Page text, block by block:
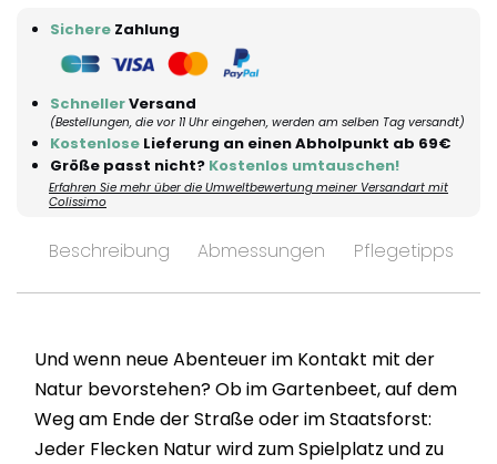
Sichere Zahlung
SchnellerVersand
(Bestellungen, die vor 11 Uhr eingehen, werden am selben Tag versandt)
Kostenlose Lieferung an einen Abholpunkt ab 69€
Größe passt nicht? Kostenlos umtauschen!
Erfahren Sie mehr über die Umweltbewertung meiner Versandart mit
Colissimo
Beschreibung Abmessungen Pflegetipps
Und wenn neue Abenteuer im Kontakt mit der
Natur bevorstehen? Ob im Gartenbeet, auf dem
Weg am Ende der Straße oder im Staatsforst:
Jeder Flecken Natur wird zum Spielplatz und zu